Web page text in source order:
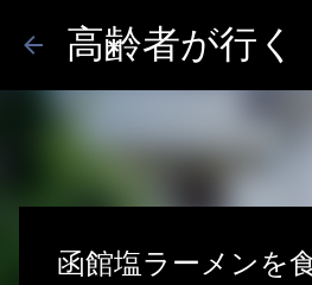
高齢者が行く
函館塩ラーメン